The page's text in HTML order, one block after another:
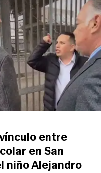
entre
en San
niño Alejandro